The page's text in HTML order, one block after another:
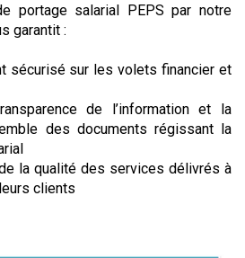
portage salarial PEPS par notre
garantit :
sécurisé sur les volets financier et
de l’information et la
des documents régissant la
la qualité des services délivrés à
clients